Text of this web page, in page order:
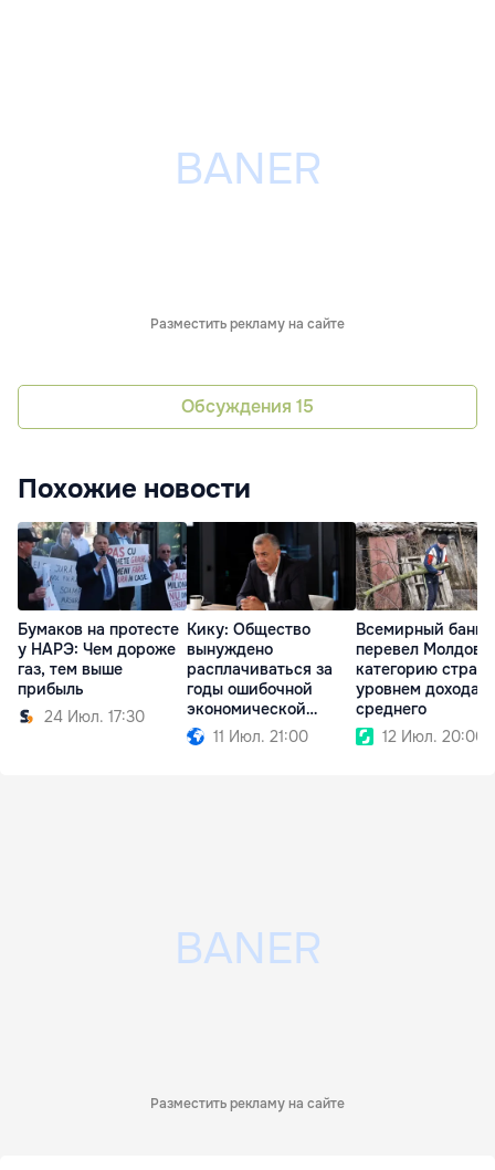
Разместить рекламу на сайте
Обсуждения 15
Похожие новости
Бумаков на протесте
у НАРЭ: Чем дороже
газ, тем выше
прибыль
24 Июл. 17:30
Кику: Общество
вынуждено
расплачиваться за
годы ошибочной
экономической
политики
11 Июл. 21:00
Всемирный банк
перевел Молдову
категорию стран
уровнем дохода
среднего
12 Июл. 20:00
Разместить рекламу на сайте